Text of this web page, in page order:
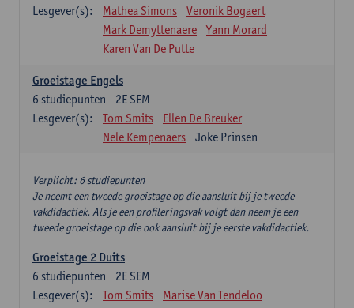
Lesgever(s):
Mathea Simons
Veronik Bogaert
Mark Demyttenaere
Yann Morard
Karen Van De Putte
Groeistage Engels
2E SEM
6 studiepunten
Lesgever(s):
Tom Smits
Ellen De Breuker
Nele Kempenaers
Joke Prinsen
Verplicht: 6 studiepunten
Je neemt een tweede groeistage op die aansluit bij je tweede
vakdidactiek. Als je een profileringsvak volgt dan neem je een
tweede groeistage op die ook aansluit bij je eerste vakdidactiek.
Groeistage 2 Duits
2E SEM
6 studiepunten
Lesgever(s):
Tom Smits Marise Van Tendeloo